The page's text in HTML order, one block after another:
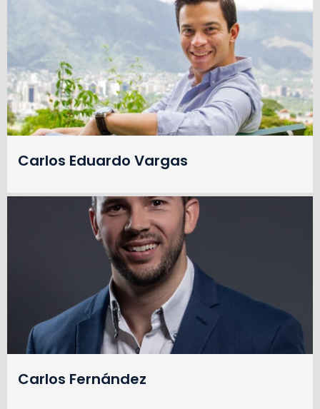
Carlos Eduardo Vargas
Carlos Fernández